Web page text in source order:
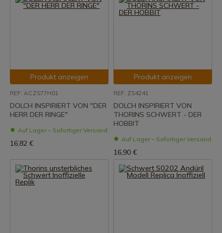
Produkt anzeigen
REF: ACZS77H01
DOLCH INSPIRIERT VON "DER
HERR DER RINGE"
Auf Lager – Sofortiger Versand
16,82 €
Produkt anzeigen
REF: ZS4241
DOLCH INSPIRIERT VON
THORINS SCHWERT - DER
HOBBIT
Auf Lager – Sofortiger Versand
16,90 €